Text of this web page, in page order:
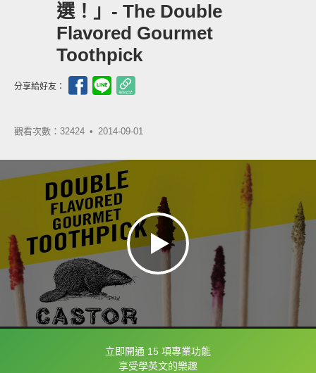
選！」- The Double
Flavored Gourmet
Toothpick
分享給好友：
觀看次數：32424 • 2014-09-01
立即開通 15 項專業功能
享受學英文的樂趣
框選或點兩下字幕可以直接查字典喔！